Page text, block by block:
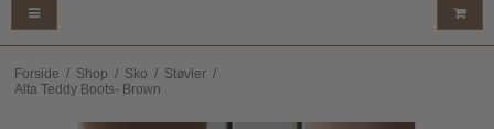
Forside / Shop / Sko / Støvler /
Alta Teddy Boots- Brown